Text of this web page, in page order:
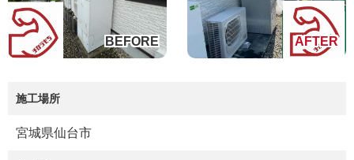
施工場所
宮城県仙台市